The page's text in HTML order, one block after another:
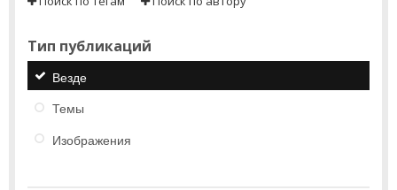
Тип публикаций
Везде
Темы
Изображения